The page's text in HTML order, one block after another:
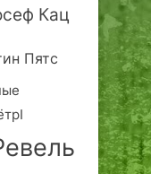
Кац
Пятс